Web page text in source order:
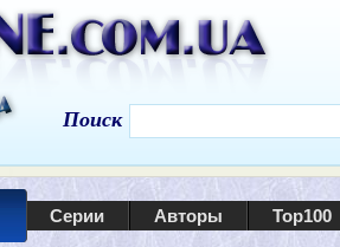
Поиск
Серии Авторы Top100